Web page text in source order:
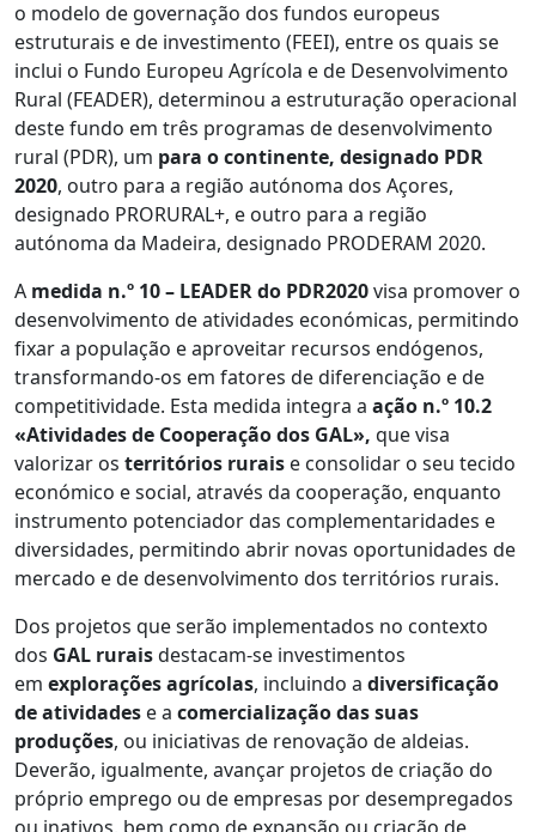
o modelo de governação dos fundos europeus
estruturais e de investimento (FEEI), entre os quais se
inclui o Fundo Europeu Agrícola e de Desenvolvimento
Rural (FEADER), determinou a estruturação operacional
deste fundo em três programas de desenvolvimento
rural (PDR), um para o continente, designado PDR
2020, outro para a região autónoma dos Açores,
designado PRORURAL+, e outro para a região
autónoma da Madeira, designado PRODERAM 2020.
A medida n.º 10 – LEADER do PDR2020visa promover o
desenvolvimento de atividades económicas, permitindo
fixar a população e aproveitar recursos endógenos,
transformando-os em fatores de diferenciação e de
competitividade. Esta medida integra a ação n.º 10.2
«Atividades de Cooperação dos GAL», que visa
valorizar os territórios rurais e consolidar o seu tecido
económico e social, através da cooperação, enquanto
instrumento potenciador das complementaridades e
diversidades, permitindo abrir novas oportunidades de
mercado e de desenvolvimento dos territórios rurais.
Dos projetos que serão implementados no contexto
dos GAL ruraisdestacam-se investimentos
em explorações agrícolas, incluindo a diversificação
de atividades e a comercialização das suas
produções, ou iniciativas de renovação de aldeias.
Deverão, igualmente, avançar projetos de criação do
próprio emprego ou de empresas por desempregados